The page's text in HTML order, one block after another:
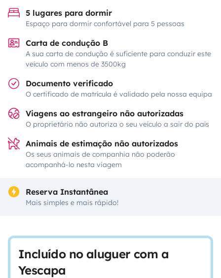
5 lugares para dormir
Espaço para dormir confortável para 5 pessoas
Carta de condução B
A sua carta de condução é suficiente para conduzir este
veículo com menos de 3500kg
Documento verificado
O certificado de matrícula é validado pela nossa equipa
Viagens ao estrangeiro não autorizadas
O proprietário não autoriza o seu veículo a sair do país
Animais de estimação não autorizados
Os seus animais de companhia não poderão
acompanhá-lo nesta viagem
Reserva Instantânea
Mais simples e mais rápido!
Incluído no aluguer com a
Yescapa